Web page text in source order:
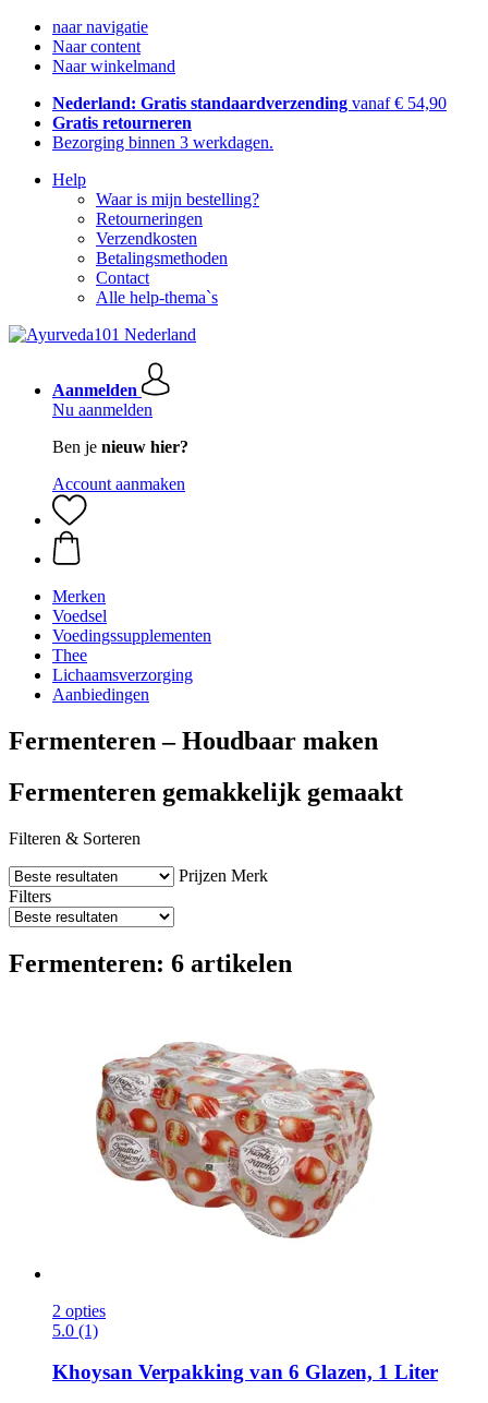
naar navigatie
Naar content
Naar winkelmand
Nederland: Gratis standaardverzending vanaf € 54,90
Gratis retourneren
Bezorging binnen 3 werkdagen.
Help
Waar is mijn bestelling?
Retourneringen
Verzendkosten
Betalingsmethoden
Contact
Alle help-thema`s
Aanmelden
Nu aanmelden
Ben je nieuw hier?
Account aanmaken
Merken
Voedsel
Voedingssupplementen
Thee
Lichaamsverzorging
Aanbiedingen
Fermenteren – Houdbaar maken
Fermenteren gemakkelijk gemaakt
Filteren & Sorteren
Prijzen Merk
Filters
Fermenteren: 6 artikelen
2 opties
5.0 (1)
Khoysan Verpakking van 6 Glazen, 1 Liter